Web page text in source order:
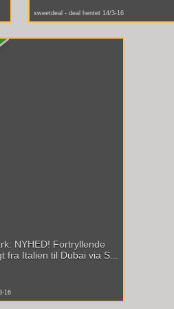
sweetdeal - deal hentet 14/3-16
NYHED! Fortryllende
fra Italien til Dubai via S...
16